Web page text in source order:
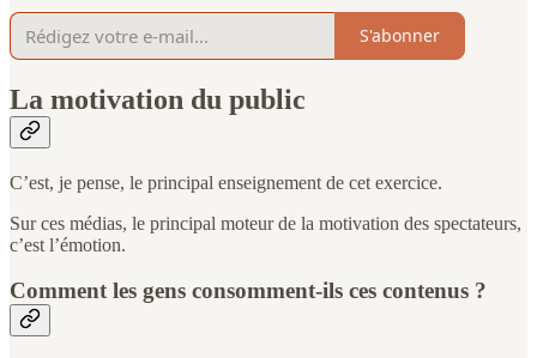
S'abonner
La motivation du public
C’est, je pense, le principal enseignement de cet exercice.
Sur ces médias, le principal moteur de la motivation des spectateurs,
c’est l’émotion.
Comment les gens consomment-ils ces contenus ?